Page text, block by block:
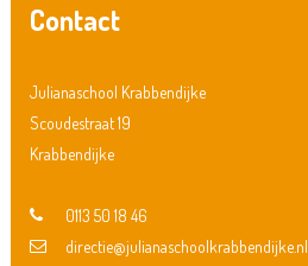
Contact
Julianaschool Krabbendijke
Scoudestraat 19
Krabbendijke
0113 50 18 46
directie@julianaschoolkrabbendijke.nl